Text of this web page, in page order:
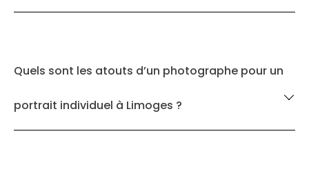
Quels sont les atouts d’un photographe pour un
portrait individuel à Limoges ?